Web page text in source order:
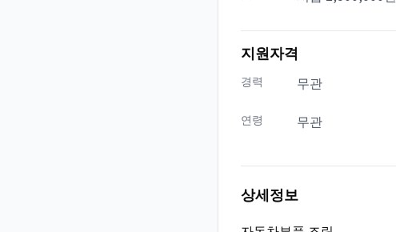
지원자격
경력 무관
연령 무관
상세정보